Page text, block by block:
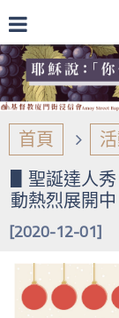
首頁
▋聖誕達人秀
動熱烈展開
[2020-12-01]